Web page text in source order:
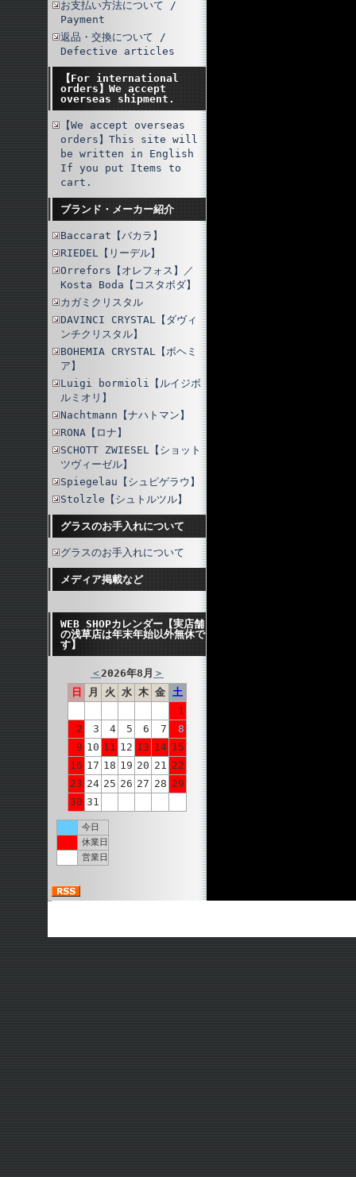
お支払い方法について /
Payment
返品・交換について /
Defective articles
【For international
orders】We accept
overseas shipment.
【We accept overseas
orders】This site will
be written in English
If you put Items to
cart.
ブランド・メーカー紹介
Baccarat【バカラ】
RIEDEL【リーデル】
Orrefors【オレフォス】／
Kosta Boda【コスタボダ】
カガミクリスタル
DAVINCI CRYSTAL【ダヴィ
ンチクリスタル】
BOHEMIA CRYSTAL【ボヘミ
ア】
Luigi bormioli【ルイジボ
ルミオリ】
Nachtmann【ナハトマン】
RONA【ロナ】
SCHOTT ZWIESEL【ショット
ツヴィーゼル】
Spiegelau【シュピゲラウ】
Stolzle【シュトルツル】
グラスのお手入れについて
グラスのお手入れについて
メディア掲載など
WEB SHOPカレンダー【実店舗
の浅草店は年末年始以外無休で
す】
＜2026年8月 ＞
日
月 火 水 木 金 土
1
2
3 4 5 6 7
8
9 10 11 12 13 14 15
16 17 18 19 20 21 22
23 24 25 26 27 28 29
30 31
今日
休業日
営業日